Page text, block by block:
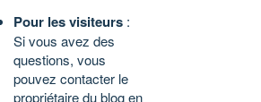
Pour les visiteurs :
Si vous avez des
questions, vous
pouvez contacter le
propriétaire du blog en